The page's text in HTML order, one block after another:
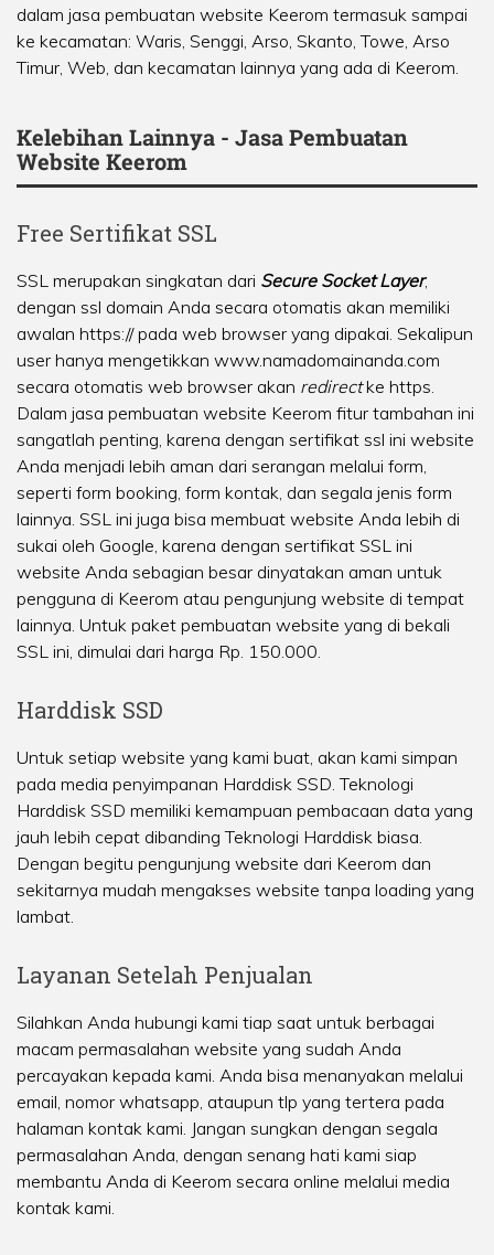
dalam jasa pembuatan website Keerom termasuk sampai
ke kecamatan: Waris, Senggi, Arso, Skanto,Towe, Arso
Timur, Web, dan kecamatan lainnya yang ada di Keerom.
Kelebihan Lainnya - Jasa Pembuatan
Website Keerom
Free Sertifikat SSL
SSL merupakan singkatan dari Secure Socket Layer,
dengan ssl domain Anda secara otomatis akan memiliki
awalan https:// pada web browser yang dipakai. Sekalipun
user hanya mengetikkan www.namadomainanda.com
secara otomatis web browser akan redirectke https.
Dalam jasa pembuatan website Keerom fitur tambahan ini
sangatlah penting, karena dengan sertifikat ssl ini website
Anda menjadi lebih aman dari serangan melalui form,
seperti form booking, form kontak, dan segala jenis form
lainnya. SSL ini juga bisa membuat website Anda lebih di
sukai oleh Google, karena dengan sertifikat SSL ini
website Anda sebagian besar dinyatakan aman untuk
pengguna di Keerom atau pengunjung website di tempat
lainnya. Untuk paket pembuatan website yang di bekali
SSL ini, dimulai dari harga Rp. 150.000.
Harddisk SSD
Untuk setiap website yang kami buat, akan kami simpan
pada media penyimpanan Harddisk SSD. Teknologi
Harddisk SSD memiliki kemampuan pembacaan data yang
jauh lebih cepat dibanding Teknologi Harddisk biasa.
Dengan begitu pengunjung website dari Keerom dan
sekitarnya mudah mengakses website tanpa loading yang
lambat.
Layanan Setelah Penjualan
Silahkan Anda hubungi kami tiap saat untuk berbagai
macam permasalahan website yang sudah Anda
percayakan kepada kami. Anda bisa menanyakan melalui
email, nomor whatsapp, ataupun tlp yang tertera pada
halaman kontak kami. Jangan sungkan dengan segala
permasalahan Anda, dengan senang hati kami siap
membantu Anda di Keerom secara online melalui media
kontak kami.